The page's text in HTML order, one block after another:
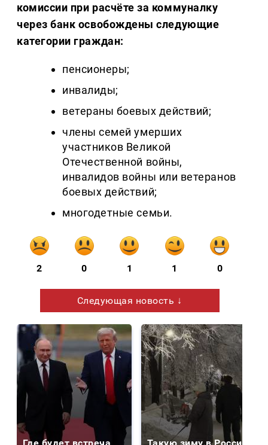
комиссии при расчёте за коммуналку
через банк освобождены следующие
категории граждан:
пенсионеры;
инвалиды;
ветераны боевых действий;
члены семей умерших
участников Великой
Отечественной войны,
инвалидов войны или ветеранов
боевых действий;
многодетные семьи.
2 0 1 1 0
Следующая новость ↓
Где будет встреча Такую зиму в России